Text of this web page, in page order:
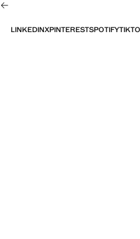
SPOTIFY
PINTEREST
X
LINKEDIN